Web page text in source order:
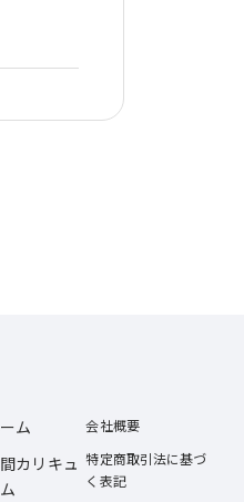
ム
カリキュ
会社概要
特定商取引法に基づ
く表記